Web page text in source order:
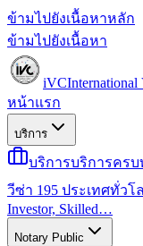
ข้ามไปยังเนื้อหาหลัก
ข้ามไปยังเนื้อหา
iVCInternational
หน้าแรก
บริการ
บริการบริการครบ
วีซ่า 195 ประเทศทั่วโ
Investor, Skilled…
Notary Public